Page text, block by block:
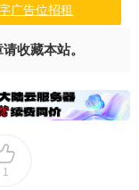
广告位招租
收藏本站。
1